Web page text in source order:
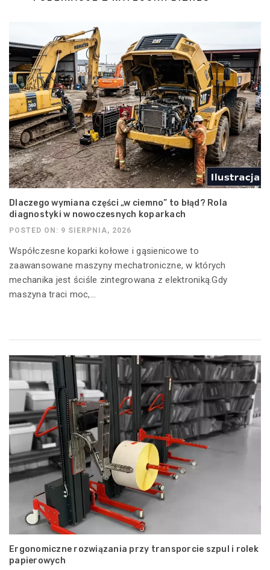
Dlaczego wymiana części „w ciemno” to błąd? Rola
diagnostyki w nowoczesnych koparkach
POSTED ON: 9 SIERPNIA, 2026
Współczesne koparki kołowe i gąsienicowe to
zaawansowane maszyny mechatroniczne, w których
mechanika jest ściśle zintegrowana z elektroniką.Gdy
maszyna traci moc,...
Ergonomiczne rozwiązania przy transporcie szpul i rolek
papierowych